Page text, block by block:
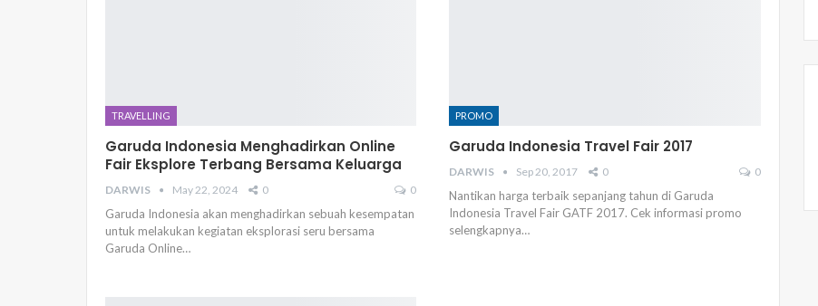
TRAVELLING
Garuda Indonesia Menghadirkan Online
Fair Eksplore Terbang Bersama Keluarga
DARWIS May 22, 2024 0 0
Garuda Indonesia akan menghadirkan sebuah kesempatan
untuk melakukan kegiatan eksplorasi seru bersama
Garuda Online…
PROMO
Garuda Indonesia Travel Fair 2017
DARWIS Sep 20, 2017 0 0
Nantikan harga terbaik sepanjang tahun di Garuda
Indonesia Travel Fair GATF 2017. Cek informasi promo
selengkapnya…